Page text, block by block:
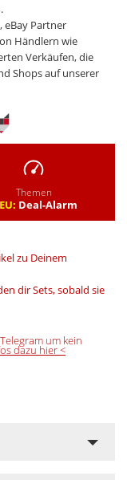
eBay Partner
Händlern wie
Verkäufen, die
Shops auf unserer
Themen
Deal-Alarm
zu Deinem
dir Sets, sobald sie
um kein
dazu hier <